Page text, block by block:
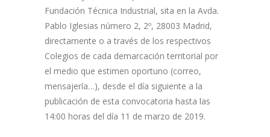
Fundación Técnica Industrial, sita en la Avda.
Pablo Iglesias número 2, 2º, 28003 Madrid,
directamente o a través de los respectivos
Colegios de cada demarcación territorial por
el medio que estimen oportuno (correo,
mensajería…), desde el día siguiente a la
publicación de esta convocatoria hasta las
14:00 horas del día 11 de marzo de 2019.